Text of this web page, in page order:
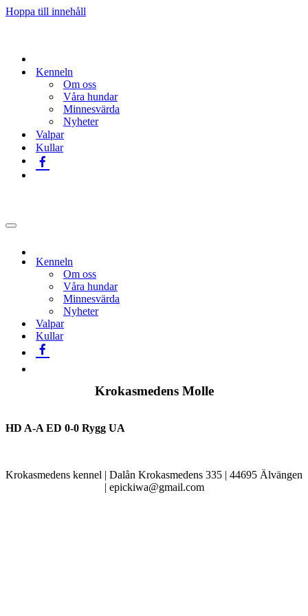
Hoppa till innehåll
Kenneln
Om oss
Våra hundar
Minnesvärda
Nyheter
Valpar
Kullar
Navigeringsmeny
Kenneln
Om oss
Våra hundar
Minnesvärda
Nyheter
Valpar
Kullar
Krokasmedens Molle
HD A-A ED 0-0 Rygg UA
Krokasmedens kennel | Dalån Krokasmedens 335 | 44695 Älvängen
| epickiwa@gmail.com